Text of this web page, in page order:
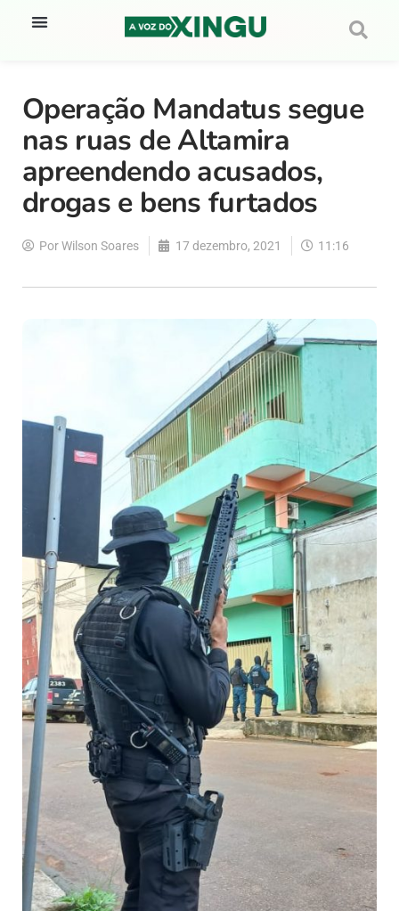
Operação Mandatus segue
nas ruas de Altamira
apreendendo acusados,
drogas e bens furtados
PorWilson Soares 17 dezembro, 2021 11:16